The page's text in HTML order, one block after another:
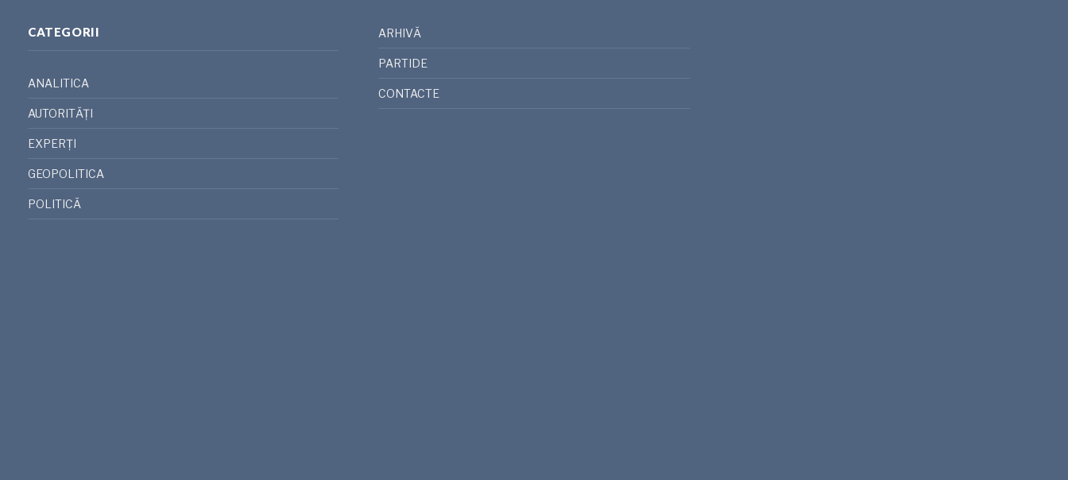
CATEGORII
ANALITICA
AUTORITĂȚI
EXPERȚI
GEOPOLITICA
POLITICĂ
ARHIVĂ
PARTIDE
CONTACTE